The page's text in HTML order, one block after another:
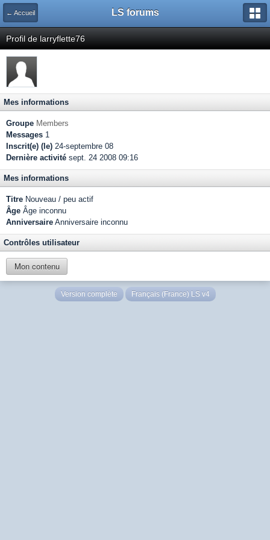
← Accueil LS forums
Profil de larryflette76
Mes informations
Groupe Members
Messages 1
Inscrit(e) (le) 24-septembre 08
Dernière activité sept. 24 2008 09:16
Mes informations
Titre Nouveau / peu actif
Âge Âge inconnu
Anniversaire Anniversaire inconnu
Contrôles utilisateur
Mon contenu
Version complète Français (France) LS v4